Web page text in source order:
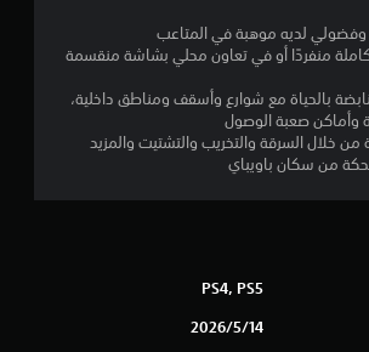
م
ن
5
ن
لديه موهبة في المتاعب
منفردًا أو في تعاون محلي بشاشة منقسمة
بالحياة مع شوارع وأسقف ومناطق داخلية،
وأماكن صعبة الوصول
من خلال السرقة والتخريب والتشتيت والمزيد
من سكان باويباي
PS4, PS5
14‏/5‏/2026